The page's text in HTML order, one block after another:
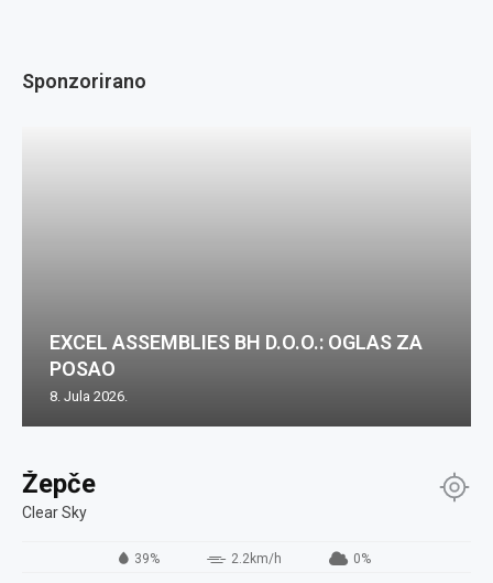
Žepče
Clear Sky
39% 2.2km/h 0%
Sponzorirano
EXCEL ASSEMBLIES BH D.O.O.: OGLAS ZA
POSAO
8. Jula 2026.